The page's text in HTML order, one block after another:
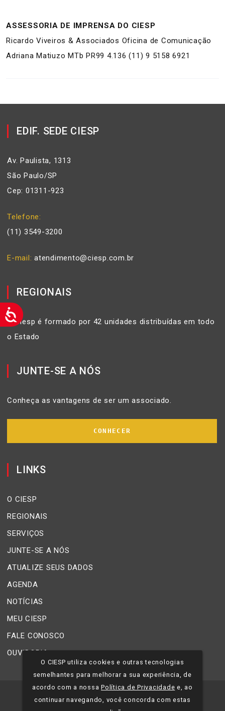
ASSESSORIA DE IMPRENSA DO CIESP
Ricardo Viveiros & Associados Oficina de Comunicação
Adriana Matiuzo MTb PR99 4.136 (11) 9 5158 6921
EDIF. SEDE CIESP
Av. Paulista, 1313
São Paulo/SP
Cep: 01311-923
Telefone
(11) 3549-3200
E-mail atendimento@ciesp.com.br
REGIONAIS
O Ciesp é formado por 42 unidades distribuídas em todo
o Estado
JUNTE-SE A NÓS
Conheça as vantagens de ser um associado.
CONHECER
LINKS
O CIESP
REGIONAIS
SERVIÇOS
JUNTE-SE A NÓS
ATUALIZE SEUS DADOS
AGENDA
NOTÍCIAS
MEU CIESP
FALE CONOSCO
OUVIDORIA
2026 CIESP - Todos os direitos reservados.
O CIESP utiliza cookies e outras tecnologias
semelhantes para melhorar a sua experiência, de
acordo com a nossaPolítica de Privacidade e, ao
continuar navegando, você concorda com estas